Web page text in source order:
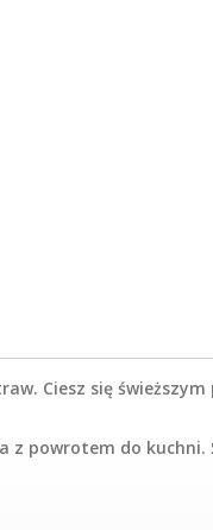
Ciesz się
z powrotem do kuchni.